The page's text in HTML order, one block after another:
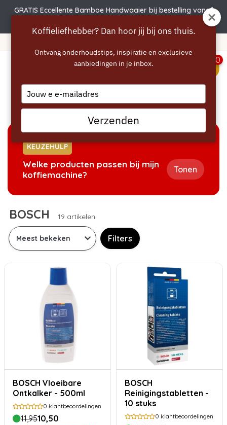
GRATIS Eccellente Bamboe Handwaaier bij bestelling vanaf
0
Home/Merken/BOSCH
KEUZEHULP
Welke producten passen bij mijn
koffiemachine?
Tonen
BOSCH 19 artikelen
Filters
BOSCH Vloeibare
Ontkalker - 500ml
0 klantbeoordelingen
11,9510,50
BOSCH
Reinigingstabletten -
10 stuks
0 klantbeoordelingen
Koffieliefhebber? Dan hoor jij bij ons thuis.
Ontvang onderhoudstips, inspiratie en exclusieve
aanbiedingen in je inbox.
Type
your
email
Verzenden